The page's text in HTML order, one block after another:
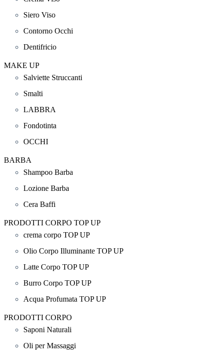
Siero Viso
Contorno Occhi
Dentifricio
MAKE UP
Salviette Struccanti
Smalti
LABBRA
Fondotinta
OCCHI
BARBA
Shampoo Barba
Lozione Barba
Cera Baffi
PRODOTTI CORPO TOP UP
crema corpo TOP UP
Olio Corpo Illuminante TOP UP
Latte Corpo TOP UP
Burro Corpo TOP UP
Acqua Profumata TOP UP
PRODOTTI CORPO
Saponi Naturali
Oli per Massaggi